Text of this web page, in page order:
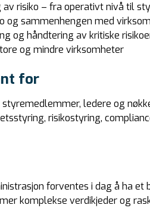
risiko – fra operativt nivå til
og sammenhengen med
og håndtering av kritiske
og mindre virksomheter
for
ledere og
risikostyring,
forventes i dag å ha et
komplekse verdikjeder og